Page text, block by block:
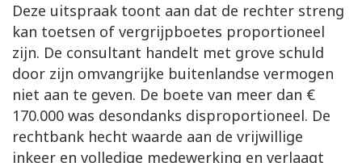
Deze uitspraak toont aan dat de rechter streng
kan toetsen of vergrijpboetes proportioneel
zijn. De consultant handelt met grove schuld
door zijn omvangrijke buitenlandse vermogen
niet aan te geven. De boete van meer dan €
170.000 was desondanks disproportioneel. De
rechtbank hecht waarde aan de vrijwillige
inkeer en volledige medewerking en verlaagt